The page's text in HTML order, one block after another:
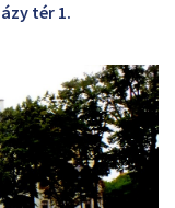
tér 1.